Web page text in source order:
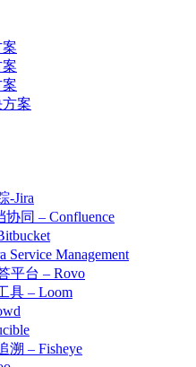
案
-Jira
同 – Confluence
Service Management
平台 – Rovo
具 – Loom
溯 – Fisheye